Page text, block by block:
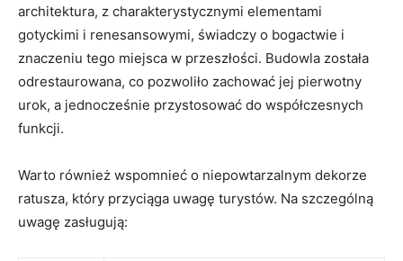
⁢architektura, z ‌charakterystycznymi elementami
gotyckimi i renesansowymi, świadczy o bogactwie i
znaczeniu tego miejsca w ⁢przeszłości. Budowla​ została
odrestaurowana, co pozwoliło zachować⁣ jej pierwotny
urok,​ a jednocześnie ​przystosować do współczesnych
funkcji.
Warto również wspomnieć‍ o niepowtarzalnym dekorze
ratusza, który przyciąga uwagę turystów. Na szczególną
uwagę zasługują: